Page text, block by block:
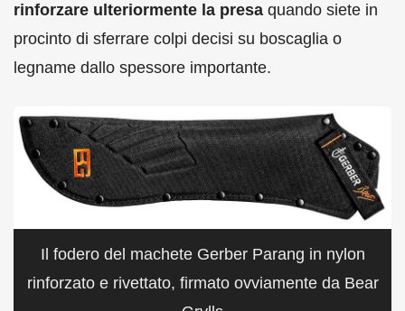
rinforzare ulteriormente la presa quando siete in
procinto di sferrare colpi decisi su boscaglia o
legname dallo spessore importante.
Il fodero del machete Gerber Parang in nylon
rinforzato e rivettato, firmato ovviamente da Bear